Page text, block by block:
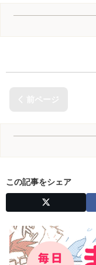
この記事をシェア